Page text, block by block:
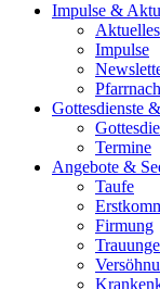
Impulse &
Aktuelles
Impulse
Gottesdienste &
Termine
Angebote &
Taufe
Firmung